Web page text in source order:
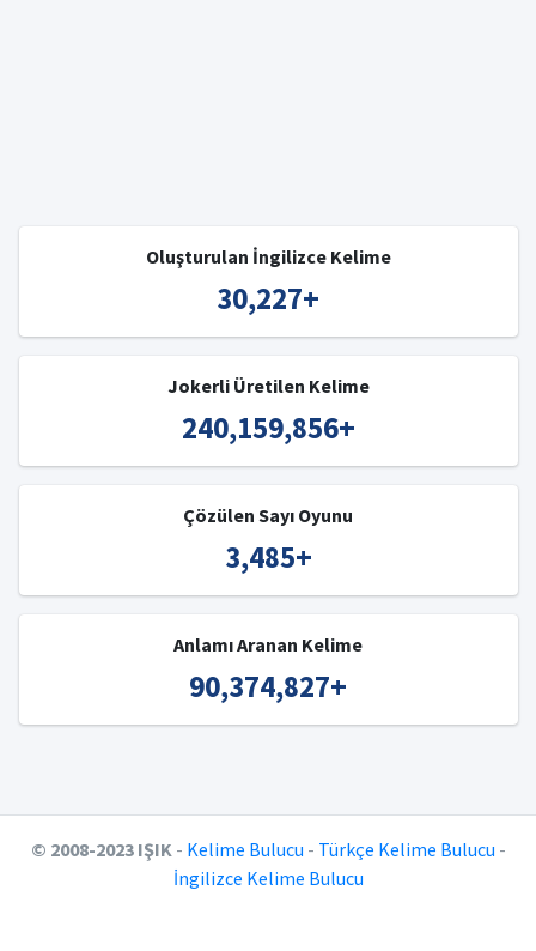
Oluşturulan İngilizce Kelime
30,227+
Jokerli Üretilen Kelime
240,159,856+
Çözülen Sayı Oyunu
3,485+
Anlamı Aranan Kelime
90,374,827+
© 2008-2023 IŞIK- Kelime Bulucu - Türkçe Kelime Bulucu -
İngilizce Kelime Bulucu